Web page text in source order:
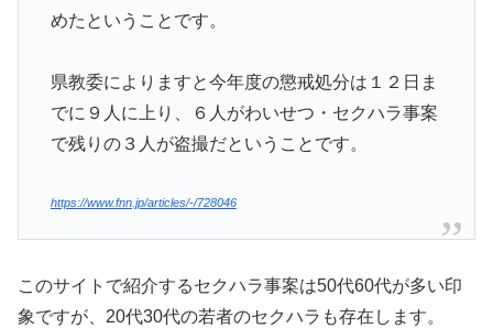
めたということです。
県教委によりますと今年度の懲戒処分は１２日ま
でに９人に上り、６人がわいせつ・セクハラ事案
で残りの３人が盗撮だということです。
https://www.fnn.jp/articles/-/728046
このサイトで紹介するセクハラ事案は50代60代が多い印
象ですが、20代30代の若者のセクハラも存在します。